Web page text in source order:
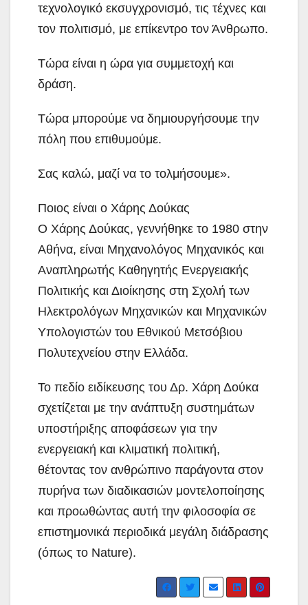
τεχνολογικό εκσυγχρονισμό, τις τέχνες και
τον πολιτισμό, με επίκεντρο τον Άνθρωπο.
Τώρα είναι η ώρα για συμμετοχή και
δράση.
Τώρα μπορούμε να δημιουργήσουμε την
πόλη που επιθυμούμε.
Σας καλώ, μαζί να το τολμήσουμε».
Ποιος είναι ο Χάρης Δούκας
Ο Χάρης Δούκας, γεννήθηκε το 1980 στην
Αθήνα, είναι Μηχανολόγος Μηχανικός και
Αναπληρωτής Καθηγητής Ενεργειακής
Πολιτικής και Διοίκησης στη Σχολή των
Ηλεκτρολόγων Μηχανικών και Μηχανικών
Υπολογιστών του Εθνικού Μετσόβιου
Πολυτεχνείου στην Ελλάδα.
Το πεδίο ειδίκευσης του Δρ. Χάρη Δούκα
σχετίζεται με την ανάπτυξη συστημάτων
υποστήριξης αποφάσεων για την
ενεργειακή και κλιματική πολιτική,
θέτοντας τον ανθρώπινο παράγοντα στον
πυρήνα των διαδικασιών μοντελοποίησης
και προωθώντας αυτή την φιλοσοφία σε
επιστημονικά περιοδικά μεγάλη διάδρασης
(όπως το Nature).